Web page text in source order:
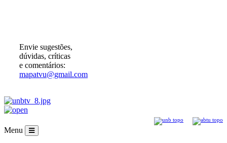
Envie sugestões,
dúvidas, críticas
e comentários:
mapatvu@gmail.com
Menu